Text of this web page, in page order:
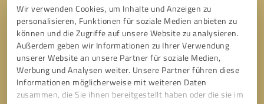
Wir verwenden Cookies, um Inhalte und Anzeigen zu
personalisieren, Funktionen für soziale Medien anbieten zu
können und die Zugriffe auf unsere Website zu analysieren.
Außerdem geben wir Informationen zu Ihrer Verwendung
unserer Website an unsere Partner für soziale Medien,
Werbung und Analysen weiter. Unsere Partner führen diese
Informationen möglicherweise mit weiteren Daten
zusammen, die Sie ihnen bereitgestellt haben oder die sie im